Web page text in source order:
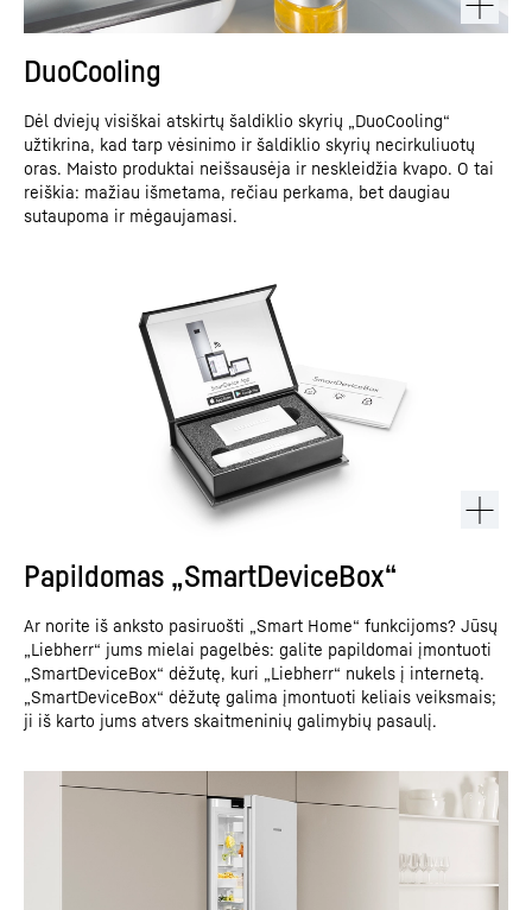
DuoCooling
Dėl dviejų visiškai atskirtų šaldiklio skyrių „DuoCooling“
užtikrina, kad tarp vėsinimo ir šaldiklio skyrių necirkuliuotų
oras. Maisto produktai neišsausėja ir neskleidžia kvapo. O tai
reiškia: mažiau išmetama, rečiau perkama, bet daugiau
sutaupoma ir mėgaujamasi.
Papildomas „SmartDeviceBox“
Ar norite iš anksto pasiruošti „Smart Home“ funkcijoms? Jūsų
„Liebherr“ jums mielai pagelbės: galite papildomai įmontuoti
„SmartDeviceBox“ dėžutę, kuri „Liebherr“ nukels į internetą.
„SmartDeviceBox“ dėžutę galima įmontuoti keliais veiksmais;
ji iš karto jums atvers skaitmeninių galimybių pasaulį.